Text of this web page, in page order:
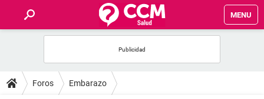
MENU
FOROS
Foros Embarazo